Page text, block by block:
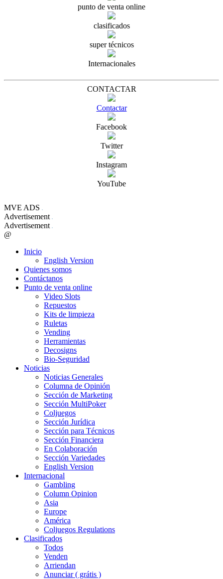
punto de venta online
clasificados
super técnicos
Internacionales
CONTACTAR
Contactar
Facebook
Twitter
Instagram
YouTube
MVE ADS
Advertisement
Advertisement
@
Inicio
English Version
Quienes somos
Contáctanos
Punto de venta online
Video Slots
Repuestos
Kits de limpieza
Ruletas
Vending
Herramientas
Decosigns
Bio-Seguridad
Noticias
Noticias Generales
Columna de Opinión
Sección de Marketing
Sección MultiPoker
Coljuegos
Sección Jurídica
Sección para Técnicos
Sección Financiera
En Colaboración
Sección Variedades
English Version
Internacional
Gambling
Column Opinion
Asia
Europe
América
Coljuegos Regulations
Clasificados
Todos
Venden
Arriendan
Anunciar ( grátis )